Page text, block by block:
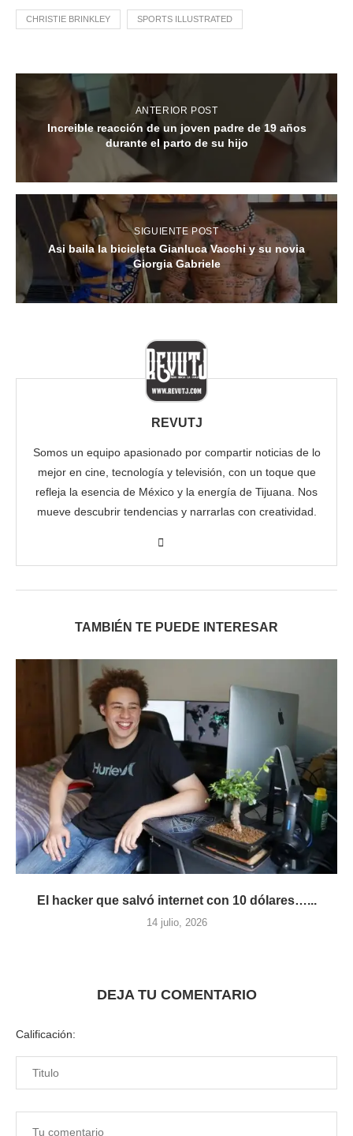
CHRISTIE BRINKLEY SPORTS ILLUSTRATED
ANTERIOR POST
Increible reacción de un joven padre de 19 años
durante el parto de su hijo
SIGUIENTE POST
Asi baila la bicicleta Gianluca Vacchi y su novia
Giorgia Gabriele
REVUTJ
Somos un equipo apasionado por compartir noticias de lo
mejor en cine, tecnología y televisión, con un toque que
refleja la esencia de México y la energía de Tijuana. Nos
mueve descubrir tendencias y narrarlas con creatividad.
TAMBIÉN TE PUEDE INTERESAR
El hacker que salvó internet con 10 dólares…...
14 julio, 2026
DEJA TU COMENTARIO
Calificación: